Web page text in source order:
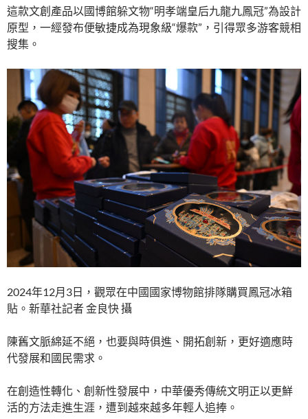
這款文創產品以國博館躲文物“明孝端皇后九龍九鳳冠”為設計
原型，一經發布便敏捷成為現象級“爆款”，引得眾多游客競相
搜集。
2024年12月3日，觀眾在中國國家博物館排隊購買鳳冠冰箱
貼。新華社記者 金良快 攝
陳舊文脈綿延不絕，也要與時俱進、開拓創新，更好適應時
代發展和國民需求。
在創造性轉化、創新性發展中，中華優秀傳統文明正以更鮮
活的方法走進生涯，遭到越來越多年輕人追捧。